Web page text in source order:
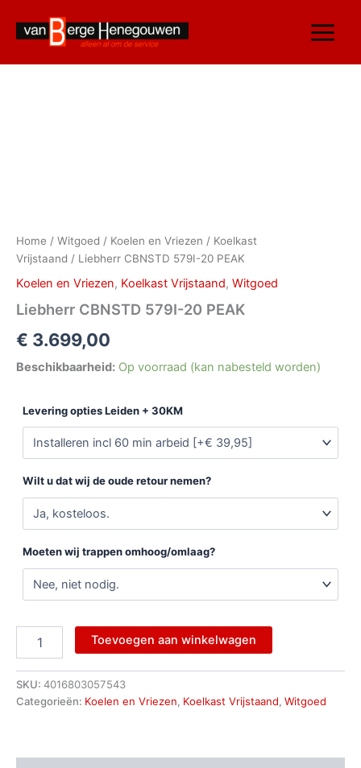
inhoud
Home / Witgoed / Koelen en Vriezen / Koelkast
Vrijstaand / Liebherr CBNSTD 579I-20 PEAK
Koelen en Vriezen, Koelkast Vrijstaand, Witgoed
Liebherr CBNSTD 579I-20 PEAK
€ 3.699,00
Beschikbaarheid: Op voorraad (kan nabesteld worden)
Levering opties Leiden + 30KM
Wilt u dat wij de oude retour nemen?
Moeten wij trappen omhoog/omlaag?
Toevoegen aan winkelwagen
SKU: 4016803057543
Categorieën: Koelen en Vriezen, Koelkast Vrijstaand, Witgoed